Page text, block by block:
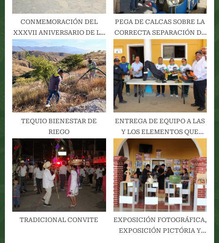
CONMEMORACIÓN DEL
XXXVII ANIVERSARIO DE LA
INSCRIPCIÓN DEL SITIO
ARQUEOLÓGICO EN LA
LISTA DEL PATRIMONIO
MUNDIAL DE LA
HUMANIDAD DE LA UNESCO
PEGA DE CALCAS SOBRE LA
CORRECTA SEPARACIÓN DE
RESIDUOS
TEQUIO BIENESTAR DE
RIEGO
ENTREGA DE EQUIPO A LAS
Y LOS ELEMENTOS QUE
CONFORMAN LA POLICÍA
MUNICIPAL VIAL
TRADICIONAL CONVITE
EXPOSICIÓN FOTOGRÁFICA,
EXPOSICIÓN PICTÓRIA Y